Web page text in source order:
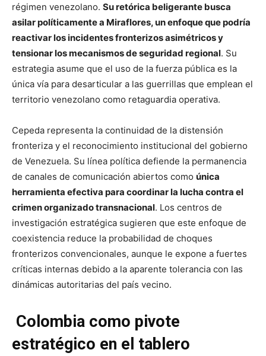
régimen venezolano. Su retórica beligerante busca
asilar políticamente a Miraflores, un enfoque que podría
reactivar los incidentes fronterizos asimétricos y
tensionar los mecanismos de seguridad regional. Su
estrategia asume que el uso de la fuerza pública es la
única vía para desarticular a las guerrillas que emplean el
territorio venezolano como retaguardia operativa.
Cepeda representa la continuidad de la distensión
fronteriza y el reconocimiento institucional del gobierno
de Venezuela. Su línea política defiende la permanencia
de canales de comunicación abiertos como única
herramienta efectiva para coordinar la lucha contra el
crimen organizado transnacional. Los centros de
investigación estratégica sugieren que este enfoque de
coexistencia reduce la probabilidad de choques
fronterizos convencionales, aunque le expone a fuertes
críticas internas debido a la aparente tolerancia con las
dinámicas autoritarias del país vecino.
Colombia como pivote
estratégico en el tablero